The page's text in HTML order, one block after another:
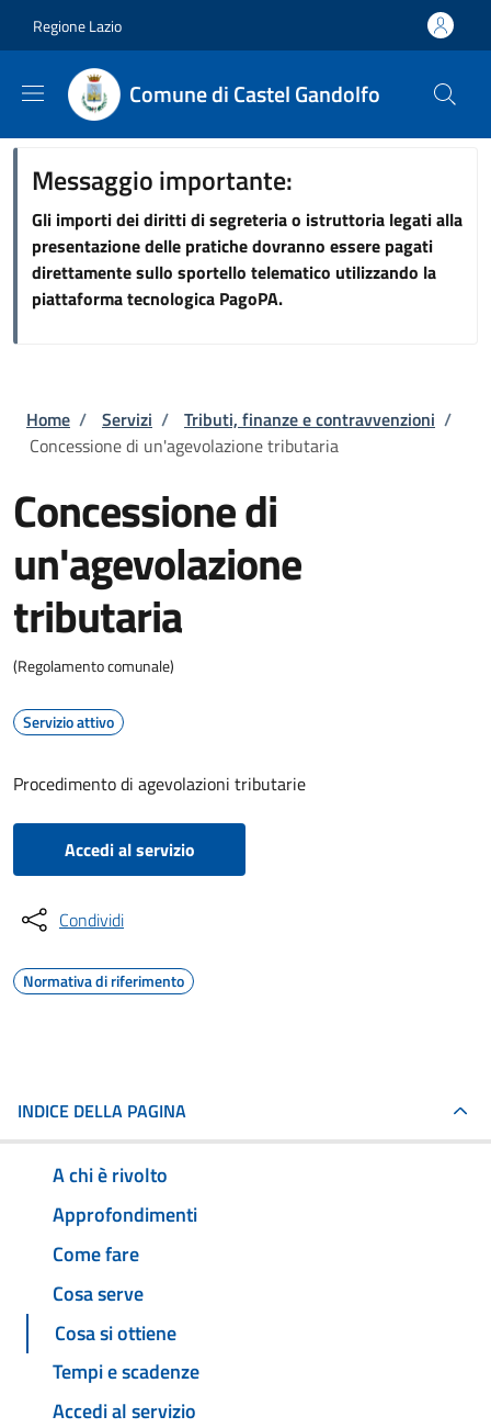
Regione Lazio
Comune di Castel Gandolfo
Messaggio importante:
Gli importi dei diritti di segreteria o istruttoria legati alla
presentazione delle pratiche dovranno essere pagati
direttamente sullo sportello telematico utilizzando la
piattaforma tecnologica PagoPA.
Briciole di pane
Home / Servizi / Tributi, finanze e contravvenzioni /
Concessione di un'agevolazione tributaria
Concessione di
un'agevolazione
tributaria
(Regolamento comunale)
Servizio attivo
Procedimento di agevolazioni tributarie
Accedi al servizio
Condividi
Normativa di riferimento
INDICE DELLA PAGINA
A chi è rivolto
Approfondimenti
Come fare
Cosa serve
Cosa si ottiene
Tempi e scadenze
Accedi al servizio